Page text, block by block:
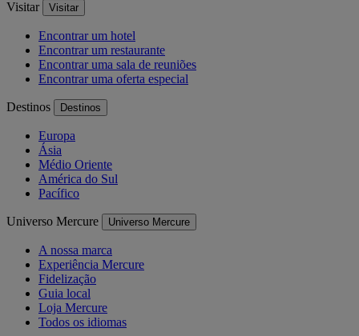
Visitar Visitar
Encontrar um hotel
Encontrar um restaurante
Encontrar uma sala de reuniões
Encontrar uma oferta especial
Destinos Destinos
Europa
Ásia
Médio Oriente
América do Sul
Pacífico
Universo Mercure Universo Mercure
A nossa marca
Experiência Mercure
Fidelização
Guia local
Loja Mercure
Todos os idiomas